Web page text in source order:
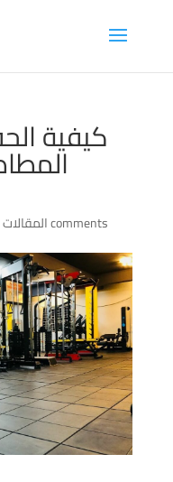
كيفية
المقالات0 comments